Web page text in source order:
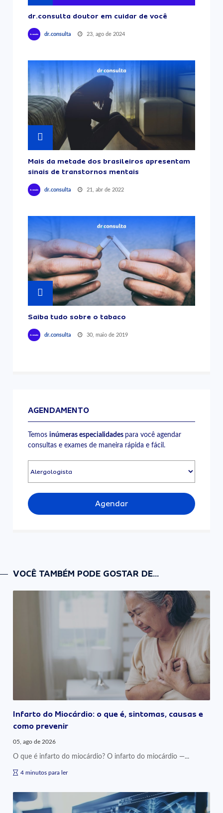
dr.consulta doutor em cuidar de você
dr.consulta 23, ago de 2024
Mais da metade dos brasileiros apresentam
sinais de transtornos mentais
dr.consulta 21, abr de 2022
Saiba tudo sobre o tabaco
dr.consulta 30, maio de 2019
AGENDAMENTO
Temosinúmeras especialidades para você agendar
consultas e exames de maneira rápida e fácil.
Agendar
VOCÊ TAMBÉM PODE GOSTAR DE...
Infarto do Miocárdio: o que é, sintomas, causas e
como prevenir
05, ago de 2026
O que é infarto do miocárdio? O infarto do miocárdio —...
4 minutos para ler